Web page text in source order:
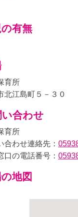
有無
育所
北江島町５－３０
い合わせ
育所
合わせ連絡先：
口の電話番号：
地図